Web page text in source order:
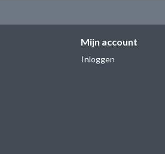
Mijn account
Inloggen